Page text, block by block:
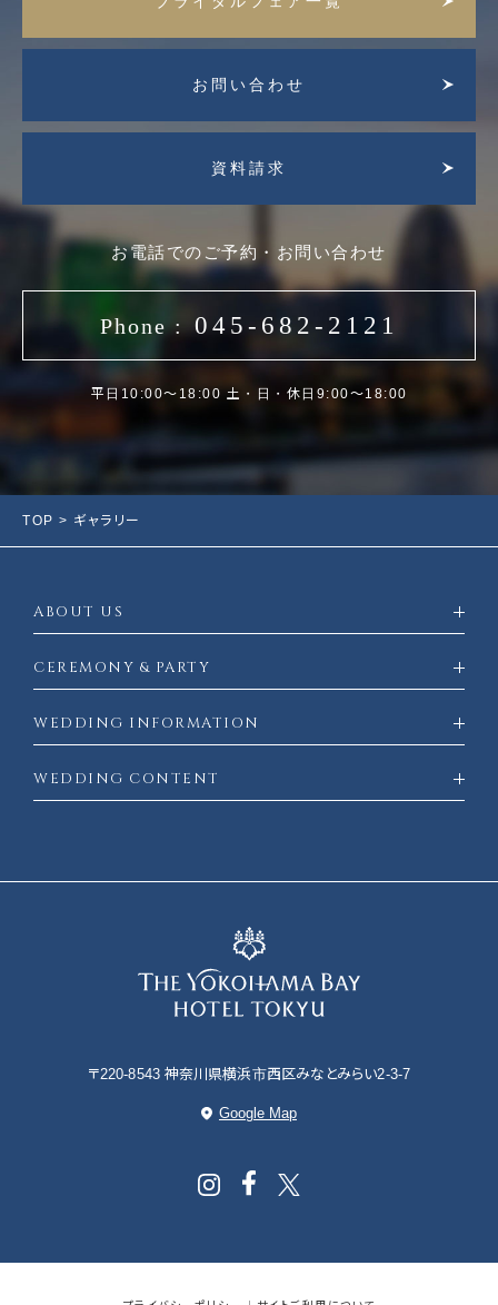
お問い合わせ
資料請求
お電話でのご予約・お問い合わせ
Phone : 045-682-2121
平日10:00〜18:00 土・日・休日9:00～18:00
TOP > ギャラリー
ABOUT US
WEDDING INFORMATION
CEREMONY & PARTY
WEDDING CONTENT
〒220-8543 神奈川県横浜市西区みなとみらい2-3-7
Google Map